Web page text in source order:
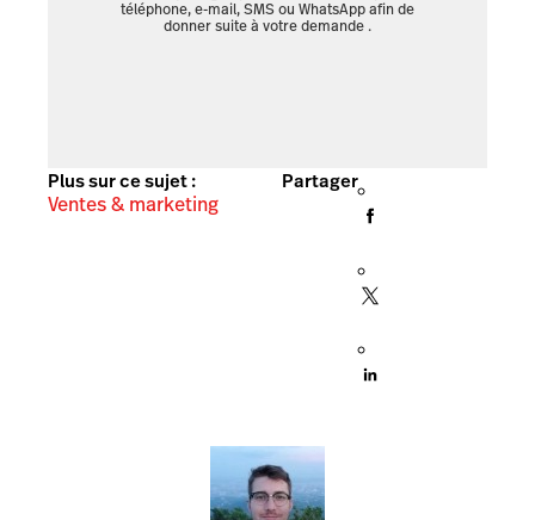
téléphone, e-mail, SMS ou WhatsApp afin de
donner suite à votre demande .
Plus sur ce sujet :
Ventes & marketing
Partager